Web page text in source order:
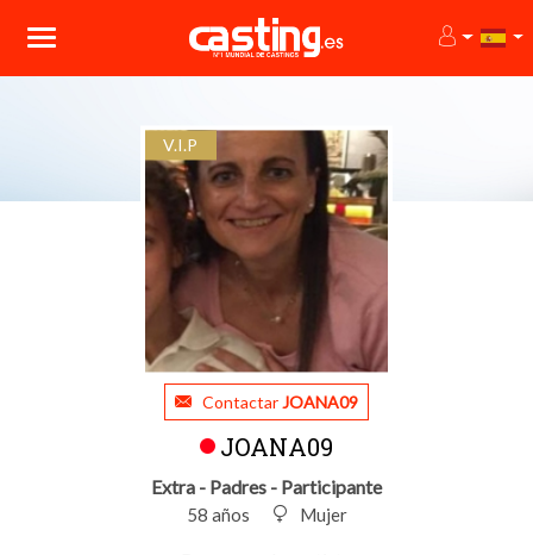
V.I.P
ContactarJOANA09
JOANA09
Extra - Padres - Participante
58 años Mujer